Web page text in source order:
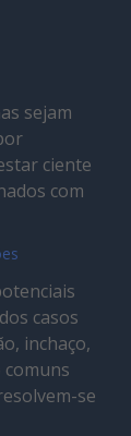
sejam
ciente
com
casos
inchaço,
comuns
se